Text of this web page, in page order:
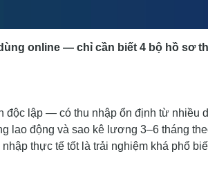
online — chỉ cần biết 4 bộ hồ sơ
độc lập — có thu nhập ổn định từ nhiều
lao động và sao kê lương 3–6 tháng
thực tế tốt là trải nghiệm khá phổ